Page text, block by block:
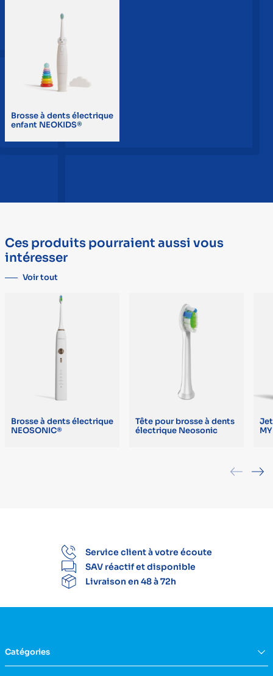
Brosse à dents électrique
enfant NEOKIDS®
Ces produits pourraient aussi vous
intéresser
Voir tout
Brosse à dents électrique
NEOSONIC®
Tête pour brosse à dents
électrique Neosonic
Service client à votre écoute
SAV réactif et disponible
Livraison en 48 à 72h
Catégories